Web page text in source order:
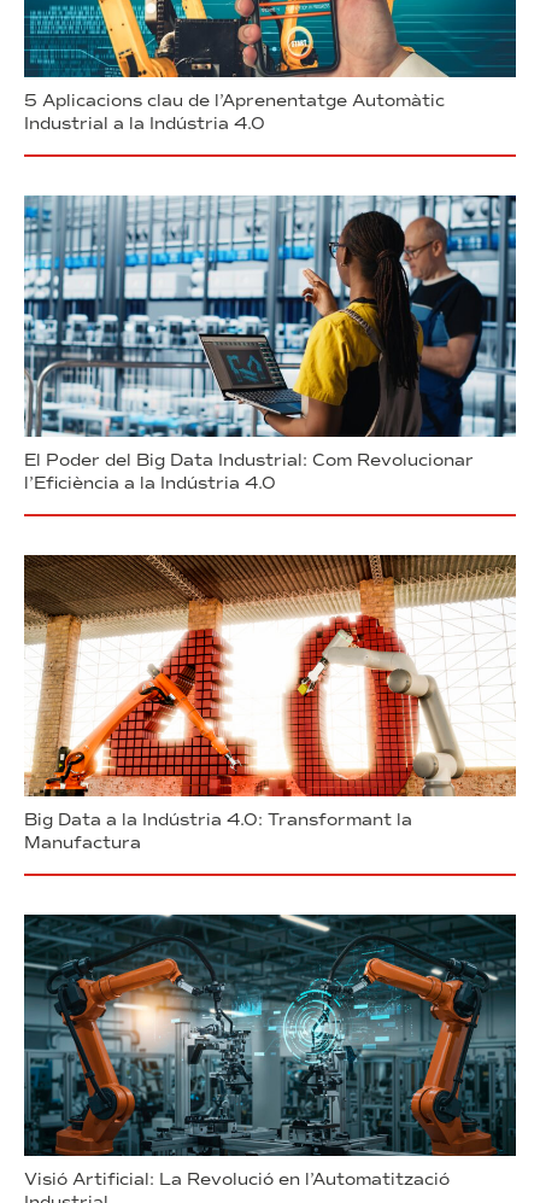
5 Aplicacions clau de l’Aprenentatge Automàtic
Industrial a la Indústria 4.0
El Poder del Big Data Industrial: Com Revolucionar
l’Eficiència a la Indústria 4.0
Big Data a la Indústria 4.0: Transformant la
Manufactura
Visió Artificial: La Revolució en l’Automatització